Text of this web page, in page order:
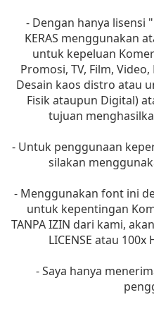
- Dengan hanya lisensi
KERAS menggunakan
untuk kepeluan
Promosi, TV, Film,
Desain kaos distro atau
Fisik ataupun Digital)
tujuan
- Untuk penggunaan
silakan
- Menggunakan font ini
untuk kepentingan
TANPA IZIN dari kami,
LICENSE atau
- Saya hanya